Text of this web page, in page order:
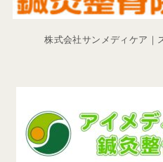
株式会社サンメディケア｜